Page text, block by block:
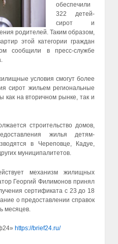
обеспечили
322 детей-
сирот и
родителей. Таким образом,
этой категории граждан
сообщили в пресс-службе
условия смогут более
сирот жильем региональные
как на вторичном рынке, так и
строительство домов,
жилья детям-
в Череповце, Кадуе,
муниципалитетов.
механизм жилищных
Георгий Филимонов принял
сертификата с 23 до 18
о предоставлении справок
месяцев.
https://brief24.ru/